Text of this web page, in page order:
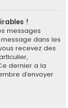
!
messages
dans les
recevez des
dernier a la
d’envoyer